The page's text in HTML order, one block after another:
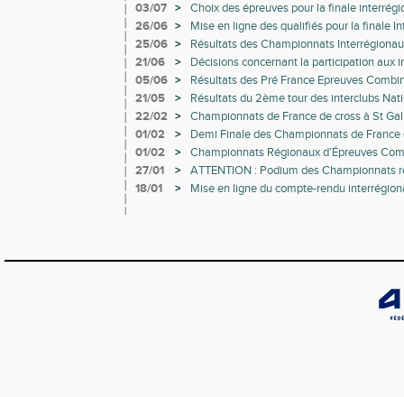
03/07 >
Choix des épreuves pour la finale
Châteauroux
26/06 >
Mise en ligne des qualifiés pour la finale
d'Or à Châteauroux
25/06 >
Résultats des Championnats
et Tours ( CJES)
21/06 >
Décisions concernant la participation aux
athlètes hors-interrégion
05/06 >
Résultats des Pré France Epreuves
21/05
>
Résultats du 2ème tour des interclubs
nationaux
22/02 >
Championnats de France de cross à St
à Chateauroux
01/02 >
Demi Finale des Championnats de France
01/02
>
Championnats Régionaux d’Épreuves
27/01
>
ATTENTION : Podium des Championnats
directement qualificatifs au Championnat
18/01 > Mise en ligne du compte-rendu